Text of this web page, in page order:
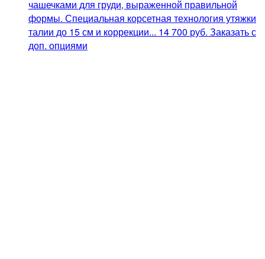
чашечками для груди, выраженной правильной
формы. Специальная корсетная технология утяжки
талии до 15 см и коррекции... 14 700 руб. Заказать с
доп. опциями